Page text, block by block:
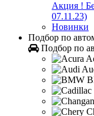
Акция !
07.11.23)
Новинки
Подбор по
Подбор по